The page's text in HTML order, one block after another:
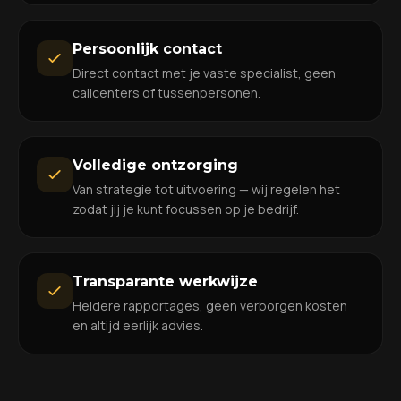
Persoonlijk contact
Direct contact met je vaste specialist, geen
callcenters of tussenpersonen.
Volledige ontzorging
Van strategie tot uitvoering — wij regelen het
zodat jij je kunt focussen op je bedrijf.
Transparante werkwijze
Heldere rapportages, geen verborgen kosten
en altijd eerlijk advies.